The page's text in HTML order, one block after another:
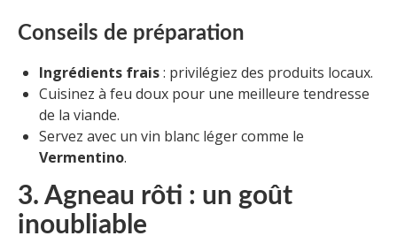
Conseils de préparation
Ingrédients frais: privilégiez des produits locaux.
Cuisinez à feu doux pour une meilleure tendresse
de la viande.
Servez avec un vin blanc léger comme le
Vermentino.
3. Agneau rôti : un goût
inoubliable